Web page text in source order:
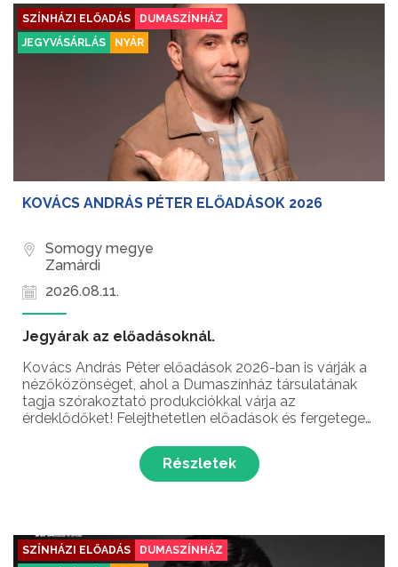
SZÍNHÁZI ELŐADÁS
DUMASZÍNHÁZ
JEGYVÁSÁRLÁS
NYÁR
KOVÁCS ANDRÁS PÉTER ELŐADÁSOK 2026
Somogy megye
Zamárdi
2026.08.11.
Jegyárak az előadásoknál.
Kovács András Péter előadások 2026-ban is várják a
nézőközönséget, ahol a Dumaszínház társulatának
tagja szórakoztató produkciókkal várja az
érdeklődőket! Felejthetetlen előadások és fergeteges
András Péter humorista előadásain!...
Részletek
SZÍNHÁZI ELŐADÁS
DUMASZÍNHÁZ